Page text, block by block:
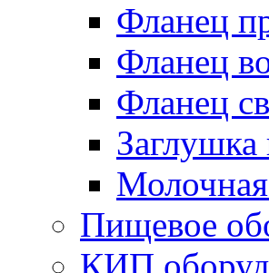
Фланец
Фланец
Фланец
Пищевое